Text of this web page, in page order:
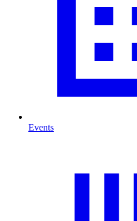
Events